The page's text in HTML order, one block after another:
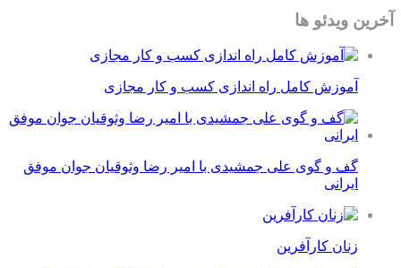
آخرین ویدئو ها
آموزش کامل راه اندازی کسب و کار مجازی
گف و گوی علی جمشیدی با امیر رضا وثوقیان جوان موفق
ایرانی
زنان کارآفرین